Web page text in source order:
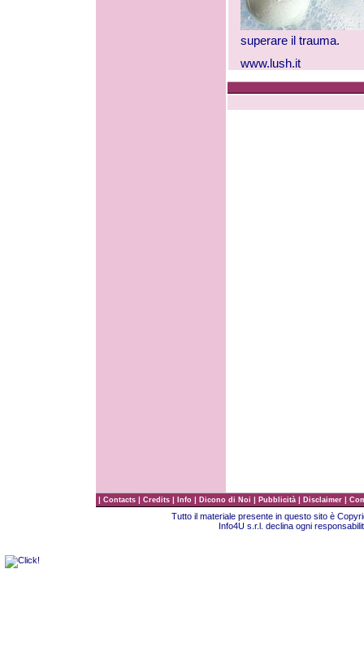
superare il trauma.
www.lush.it
| Contacts | Credits | Info | Dicono di Noi | Pubblicità | Disclaimer |
Tutto il materiale presente in questo sito è
Info4U s.r.l. declina ogni